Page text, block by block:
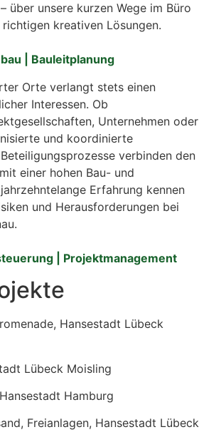
über unsere kurzen Wege im Büro
kreativen Lösungen.
| Bauleitplanung
Orte verlangt stets einen
Interessen. Ob
Unternehmen oder
und koordinierte
verbinden den
einer hohen Bau- und
Erfahrung kennen
und Herausforderungen bei
| Projektmanagement
Hansestadt Lübeck
Lübeck Moisling
Hamburg
Freianlagen, Hansestadt Lübeck